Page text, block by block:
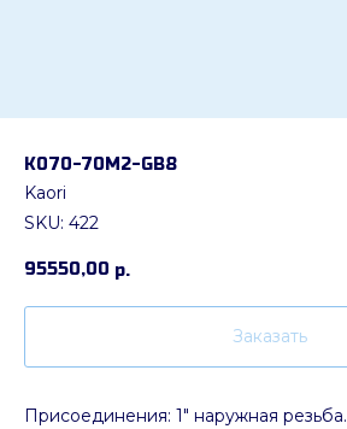
K070-70M2-GB8
Kaori
SKU: 422
95550,00 р.
Заказать
Присоединения: 1" наружная резьба.